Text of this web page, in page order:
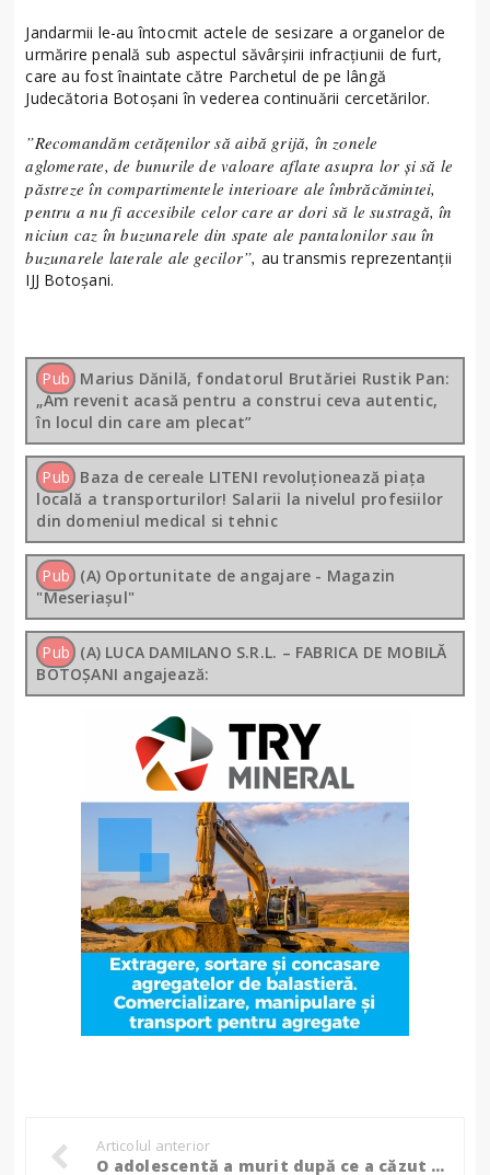
Jandarmii le-au întocmit actele de sesizare a organelor de
urmărire penală sub aspectul săvârșirii infracțiunii de furt,
care au fost înaintate către Parchetul de pe lângă
Judecătoria Botoșani în vederea continuării cercetărilor.
”Recomandăm cetățenilor să aibă grijă, în zonele
aglomerate, de bunurile de valoare aflate asupra lor și să le
păstreze în compartimentele interioare ale îmbrăcămintei,
pentru a nu fi accesibile celor care ar dori să le sustragă, în
niciun caz în buzunarele din spate ale pantalonilor sau în
buzunarele laterale ale gecilor”, au transmis reprezentanții
IJJ Botoșani.
Pub Marius Dănilă, fondatorul Brutăriei Rustik Pan:
„Am revenit acasă pentru a construi ceva autentic,
în locul din care am plecat”
Pub Baza de cereale LITENI revoluționează piața
locală a transporturilor! Salarii la nivelul profesiilor
din domeniul medical si tehnic
Pub (A) Oportunitate de angajare - Magazin
"Meseriașul"
Pub (A) LUCA DAMILANO S.R.L. – FABRICA DE MOBILĂ
BOTOȘANI angajează:
Articolul anterior
O adolescentă a murit după ce a căzut de la etajul 5 al unui bloc din Câmpulung Moldovenesc!